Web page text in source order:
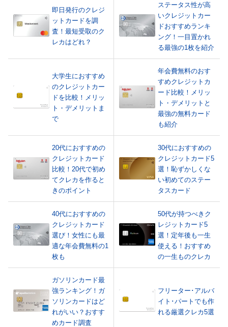
即日発行のクレジ
ットカードを調
査！最短受取のク
レカはどれ？
ステータス性が高
いクレジットカー
ドおすすめランキ
ング！一目置かれ
る最強の1枚を紹介
大学生におすすめ
のクレジットカー
ドを比較！メリッ
ト・デメリットま
で
年会費無料のおす
すめクレジットカ
ード比較！メリッ
ト・デメリットと
最強の無料カード
も紹介
20代におすすめの
クレジットカード
比較！20代で初め
てクレカを作ると
きのポイント
30代におすすめの
クレジットカード5
選！恥ずかしくな
い初めてのステー
タスカード
40代におすすめの
クレジットカード
選び！女性にも最
適な年会費無料の1
枚も
50代が持つべきク
レジットカード5
選！定年後も一生
使える！おすすめ
の一生ものクレカ
ガソリンカード最
強ランキング！ガ
ソリンカードはど
れがいい？おすす
めカード調査
フリーター･アルバ
イト･パートでも作
れる厳選クレカ5選